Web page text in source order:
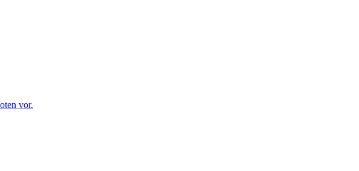
vor.